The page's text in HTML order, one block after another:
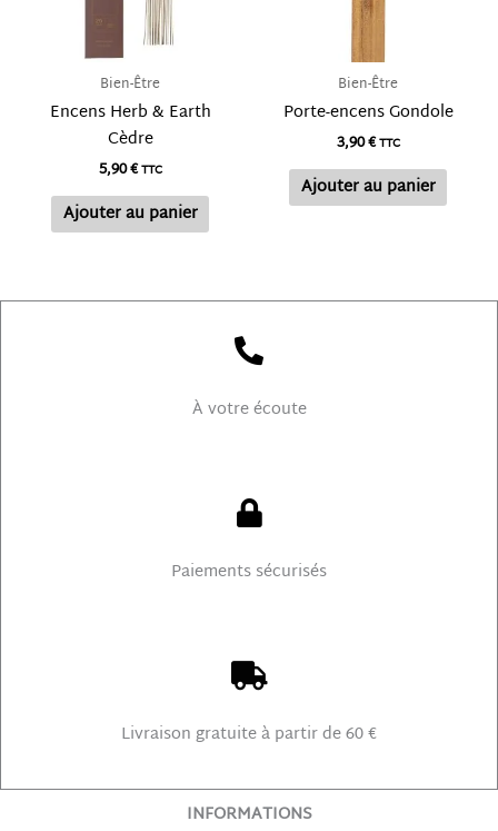
Bien-Être
Encens Herb & Earth
Cèdre
5,90€TTC
Ajouter au panier
Bien-Être
Porte-encens Gondole
3,90€TTC
Ajouter au panier
À votre écoute
Paiements sécurisés
Livraison gratuite à partir de 60 €
INFORMATIONS